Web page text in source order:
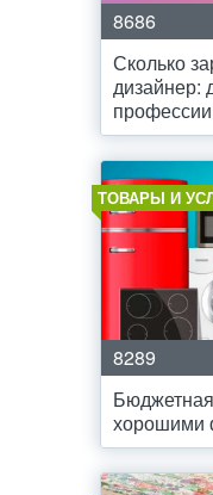
8686
Сколько
дизайнер:
профессии
ТОВАРЫ И
8289
хорошими